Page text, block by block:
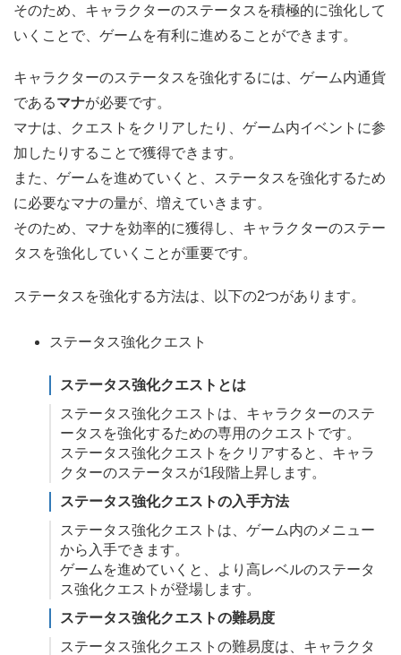
そのため、キャラクターのステータスを積極的に強化して
いくことで、ゲームを有利に進めることができます。
キャラクターのステータスを強化するには、ゲーム内通貨
であるマナが必要です。
マナは、クエストをクリアしたり、ゲーム内イベントに参
加したりすることで獲得できます。
また、ゲームを進めていくと、ステータスを強化するため
に必要なマナの量が、増えていきます。
そのため、マナを効率的に獲得し、キャラクターのステー
タスを強化していくことが重要です。
ステータスを強化する方法は、以下の2つがあります。
ステータス強化クエスト
ステータス強化クエストとは
ステータス強化クエストは、キャラクターのステ
ータスを強化するための専用のクエストです。
ステータス強化クエストをクリアすると、キャラ
クターのステータスが1段階上昇します。
ステータス強化クエストの入手方法
ステータス強化クエストは、ゲーム内のメニュー
から入手できます。
ゲームを進めていくと、より高レベルのステータ
ス強化クエストが登場します。
ステータス強化クエストの難易度
ステータス強化クエストの難易度は、キャラクタ